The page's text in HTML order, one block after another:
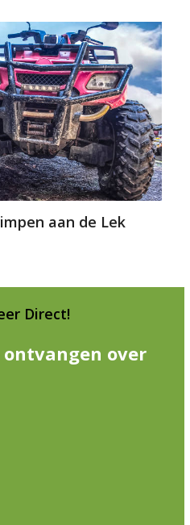
aan de Lek
Direct!
over